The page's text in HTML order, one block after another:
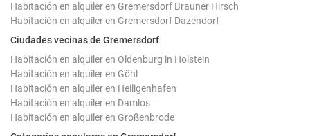
Habitación en alquiler en Gremersdorf Brauner Hirsch
Habitación en alquiler en Gremersdorf Dazendorf
Ciudades vecinas de Gremersdorf
Habitación en alquiler en Oldenburg in Holstein
Habitación en alquiler en Göhl
Habitación en alquiler en Heiligenhafen
Habitación en alquiler en Damlos
Habitación en alquiler en Großenbrode